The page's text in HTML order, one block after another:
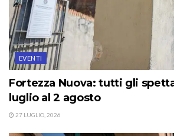
EVENTI
Fortezza Nuova: tutti gli
luglio al 2 agosto
27 LUGLIO, 2026